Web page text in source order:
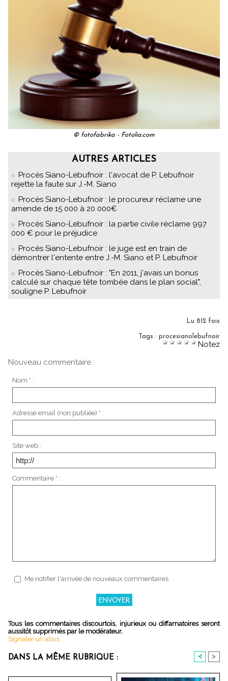
© fotofabrika - Fotolia.com
AUTRES ARTICLES
Procès Siano-Lebufnoir : l'avocat de P. Lebufnoir
rejette la faute sur J.-M. Siano
Procès Siano-Lebufnoir : le procureur réclame une
amende de 15 000 à 20 000€
Procès Siano-Lebufnoir : la partie civile réclame 997
000 € pour le préjudice
Procès Siano-Lebufnoir : le juge est en train de
démontrer l'entente entre J.-M. Siano et P. Lebufnoir
Procès Siano-Lebufnoir : "En 2011, j'avais un bonus
calculé sur chaque tête tombée dans le plan social",
souligne P. Lebufnoir
Lu 812 fois
Tags : procesianolebufnoir
Notez
Nouveau commentaire :
Nom * :
Adresse email (non publiée) * :
Site web :
Commentaire * :
Me notifier l'arrivée de nouveaux commentaires
Tous les commentaires discourtois, injurieux ou diffamatoires seront
aussitôt supprimés par le modérateur.
Signaler un abus
DANS LA MÊME RUBRIQUE : < >